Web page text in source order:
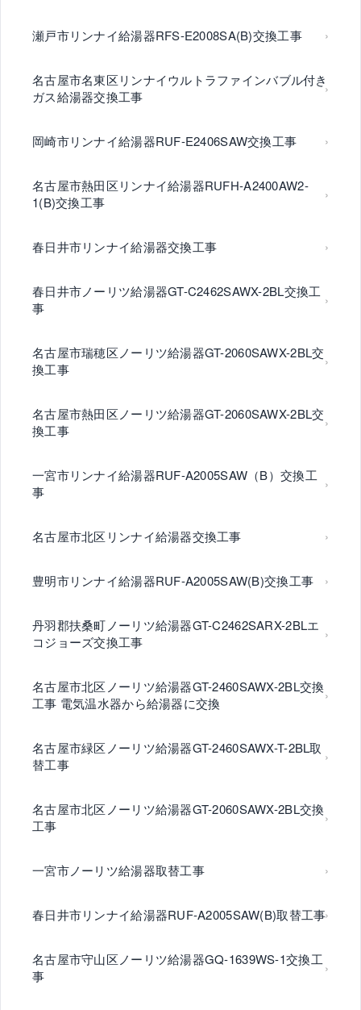
瀬戸市リンナイ給湯器RFS-E2008SA(B)交換工事
名古屋市名東区リンナイウルトラファインバブル付き
ガス給湯器交換工事
岡崎市リンナイ給湯器RUF-E2406SAW交換工事
名古屋市熱田区リンナイ給湯器RUFH-A2400AW2-
1(B)交換工事
春日井市リンナイ給湯器交換工事
春日井市ノーリツ給湯器GT-C2462SAWX-2BL交換工
事
名古屋市瑞穂区ノーリツ給湯器GT-2060SAWX-2BL交
換工事
名古屋市熱田区ノーリツ給湯器GT-2060SAWX-2BL交
換工事
一宮市リンナイ給湯器RUF-A2005SAW（B）交換工
事
名古屋市北区リンナイ給湯器交換工事
豊明市リンナイ給湯器RUF-A2005SAW(B)交換工事
丹羽郡扶桑町ノーリツ給湯器GT-C2462SARX-2BLエ
コジョーズ交換工事
名古屋市北区ノーリツ給湯器GT-2460SAWX-2BL交換
工事 電気温水器から給湯器に交換
名古屋市緑区ノーリツ給湯器GT-2460SAWX-T-2BL取
替工事
名古屋市北区ノーリツ給湯器GT-2060SAWX-2BL交換
工事
一宮市ノーリツ給湯器取替工事
春日井市リンナイ給湯器RUF-A2005SAW(B)取替工事
名古屋市守山区ノーリツ給湯器GQ-1639WS-1交換工
事